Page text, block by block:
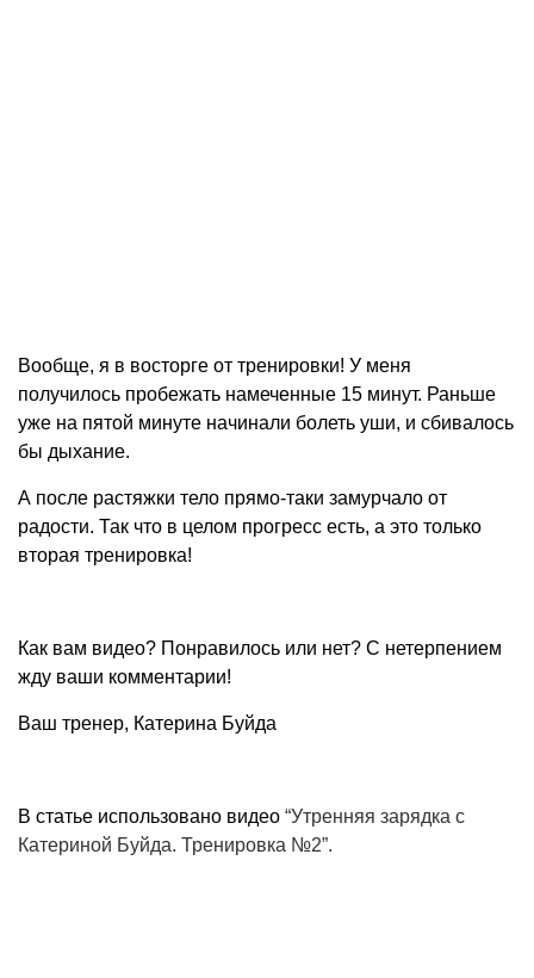
Вообще, я в восторге от тренировки! У меня
получилось пробежать намеченные 15 минут. Раньше
уже на пятой минуте начинали болеть уши, и сбивалось
бы дыхание.
А после растяжки тело прямо-таки замурчало от
радости. Так что в целом прогресс есть, а это только
вторая тренировка!
Как вам видео? Понравилось или нет? С нетерпением
жду ваши комментарии!
Ваш тренер, Катерина Буйда
В статье использовано видео “Утренняя зарядка с
Катериной Буйда. Тренировка №2”.